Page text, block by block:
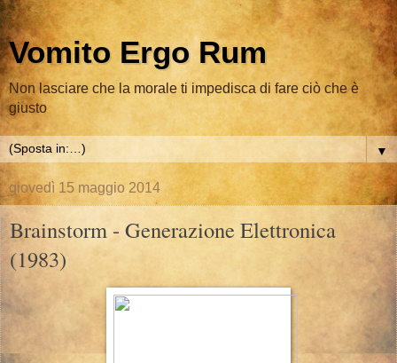
Vomito Ergo Rum
Non lasciare che la morale ti impedisca di fare ciò che è
giusto
▼
giovedì 15 maggio 2014
Brainstorm - Generazione Elettronica
(1983)